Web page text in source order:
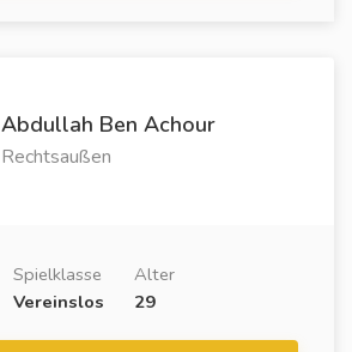
Abdullah Ben Achour
Rechtsaußen
Spielklasse
Vereinslos
Alter
29